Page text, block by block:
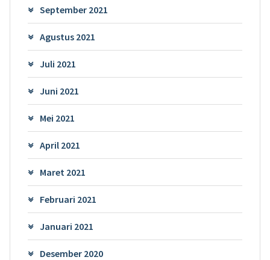
September 2021
Agustus 2021
Juli 2021
Juni 2021
Mei 2021
April 2021
Maret 2021
Februari 2021
Januari 2021
Desember 2020